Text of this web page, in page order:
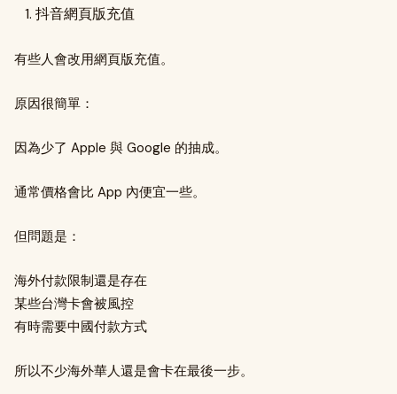
抖音網頁版充值
有些人會改用網頁版充值。
原因很簡單：
因為少了 Apple 與 Google 的抽成。
通常價格會比 App 內便宜一些。
但問題是：
海外付款限制還是存在
某些台灣卡會被風控
有時需要中國付款方式
所以不少海外華人還是會卡在最後一步。